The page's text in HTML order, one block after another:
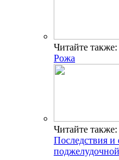
Читайте также:
Рожа
Читайте также:
Последствия и